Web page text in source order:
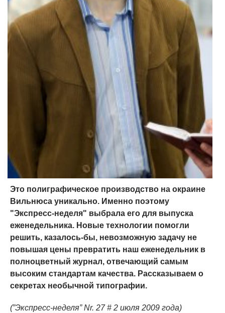
Это полиграфическое производство на окраине
Вильнюса уникально. Именно поэтому
"Экспресс-неделя" выбрала его для выпуска
еженедельника. Новые технологии помогли
решить, казалось-бы, невозможную задачу не
повышая цены превратить наш еженедельник в
полноцветный журнал, отвечающий самым
высоким стандартам качества. Рассказываем о
секретах необычной типографии.
(”Экспресс-неделя” Nr. 27 # 2 июля 2009 года)